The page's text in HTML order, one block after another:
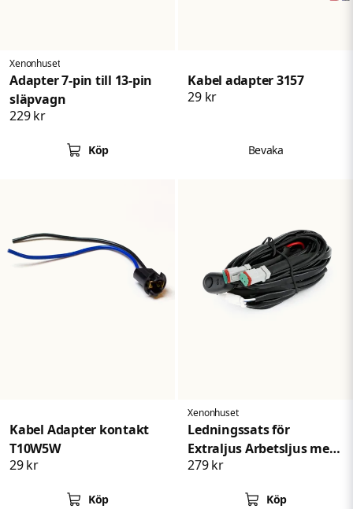
Xenonhuset
Adapter 7-pin till 13-pin
släpvagn
229 kr
Köp
Kabel adapter 3157
29 kr
Bevaka
Kabel Adapter kontakt
T10W5W
29 kr
Köp
Xenonhuset
Ledningssats för
Extraljus Arbetsljus med
2 DT-Kontakt
279 kr
Köp